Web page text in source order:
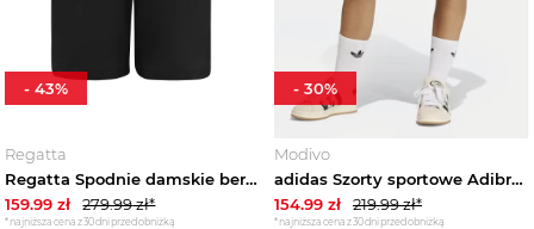
Regatta
Regatta Spodnie damskie bermudy Xert Stretch Czarny
159.99 zł 279.99zł*
*najniższa cena z 30 dni przed obniżką
-43%
Modivo
adidas Szorty sportowe Adibreak KD6330 Czerwony Loose Fit
154.99 zł 219.99zł*
*najniższa cena z 30 dni przed obniżką
- 30%